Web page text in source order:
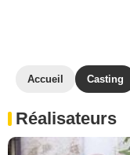
Accueil Casting
Réalisateurs